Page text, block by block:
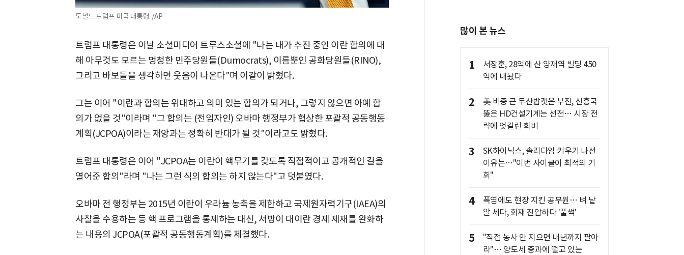
도널드 트럼프 미국 대통령. /AP
트럼프 대통령은 이날 소셜미디어 트루스소셜에 "나는 내가 추진 중인 이란 합의에 대
해 아무것도 모르는 멍청한 민주당원들(Dumocrats), 이름뿐인 공화당원들(RINO),
그리고 바보들을 생각하면 웃음이 나온다"며 이같이 밝혔다.
그는 이어 "이란과 합의는 위대하고 의미 있는 합의가 되거나, 그렇지 않으면 아예 합
의가 없을 것"이라며 "그 합의는 (전임자인) 오바마 행정부가 협상한 포괄적 공동행동
계획(JCPOA)이라는 재앙과는 정확히 반대가 될 것"이라고도 밝혔다.
트럼프 대통령은 이어 "JCPOA는 이란이 핵무기를 갖도록 직접적이고 공개적인 길을
열어준 합의"라며 "나는 그런 식의 합의는 하지 않는다"고 덧붙였다.
오바마 전 행정부는 2015년 이란이 우라늄 농축을 제한하고 국제원자력기구(IAEA)의
사찰을 수용하는 등 핵 프로그램을 통제하는 대신, 서방이 대이란 경제 제재를 완화하
는 내용의 JCPOA(포괄적 공동행동계획)를 체결했다.
많이 본 뉴스
1
서장훈, 28억에 산 양재역 빌딩 450
억에 내놨다
2
美 비중 큰 두산밥캣은 부진, 신흥국
뚫은 HD건설기계는 선전… 시장 전
략에 엇갈린 희비
3
SK하이닉스, 솔리다임 키우기 나선
이유는…"이번 사이클이 최적의 기
회"
4
폭염에도 현장 지킨 공무원… 벼 낱
알 세다, 화재 진압하다 '풀썩'
5
"직접 농사 안 지으면 내년까지 팔아
라"… 양도세 중과에 떨고 있는